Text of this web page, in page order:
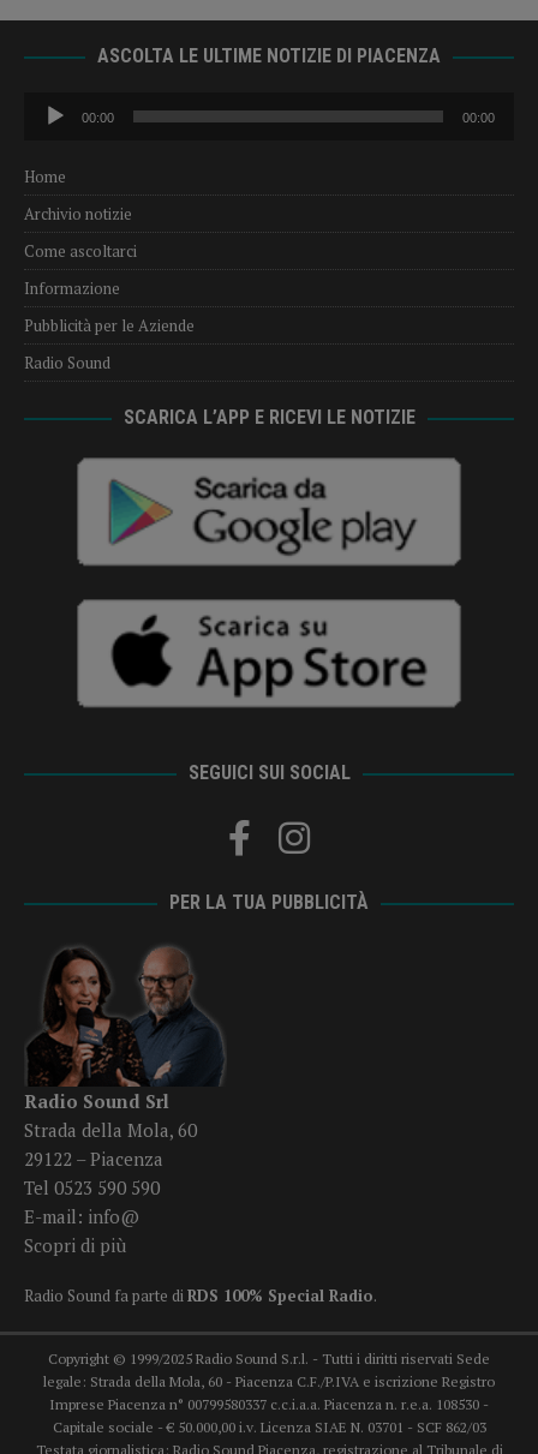
ASCOLTA LE ULTIME NOTIZIE DI PIACENZA
Audio
Player
00:00 00:00
Home
Archivio notizie
Come ascoltarci
Informazione
Pubblicità per le Aziende
Radio Sound
SCARICA L’APP E RICEVI LE NOTIZIE
SEGUICI SUI SOCIAL
PER LA TUA PUBBLICITÀ
Radio Sound Srl
Strada della Mola, 60
29122 – Piacenza
Tel 0523 590 590
E-mail: info@
Scopri di più
Radio Sound fa parte diRDS 100% Special Radio.
Copyright © 1999/2025 Radio Sound S.r.l. - Tutti i diritti riservati Sede
legale: Strada della Mola, 60 - Piacenza C.F./P.IVA e iscrizione Registro
Imprese Piacenza n° 00799580337 c.c.i.a.a. Piacenza n. r.e.a. 108530 -
Capitale sociale - € 50.000,00 i.v. Licenza SIAE N. 03701 - SCF 862/03
Testata giornalistica: Radio Sound Piacenza, registrazione al Tribunale di